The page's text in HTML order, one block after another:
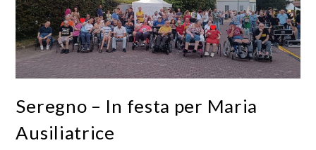
Seregno – In festa per Maria
Ausiliatrice